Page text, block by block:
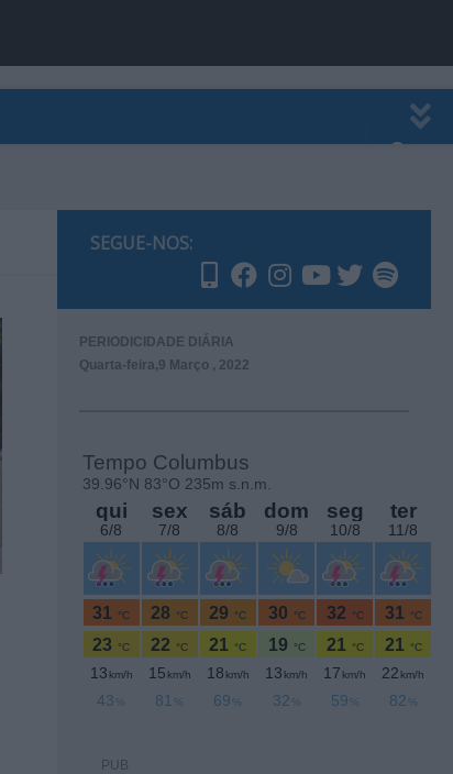
SEGUE-NOS:
PERIODICIDADE DIÁRIA
Quarta-feira,9 Março , 2022
PUB